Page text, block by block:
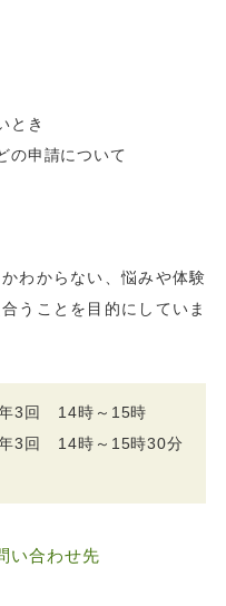
とき
の申請について
わからない、悩みや体験
うことを目的にしていま
年3回 14時～15時
3回 14時～15時30分
い合わせ先